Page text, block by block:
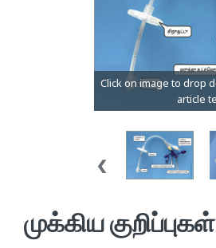
முக்கிய குறிப்புகள்